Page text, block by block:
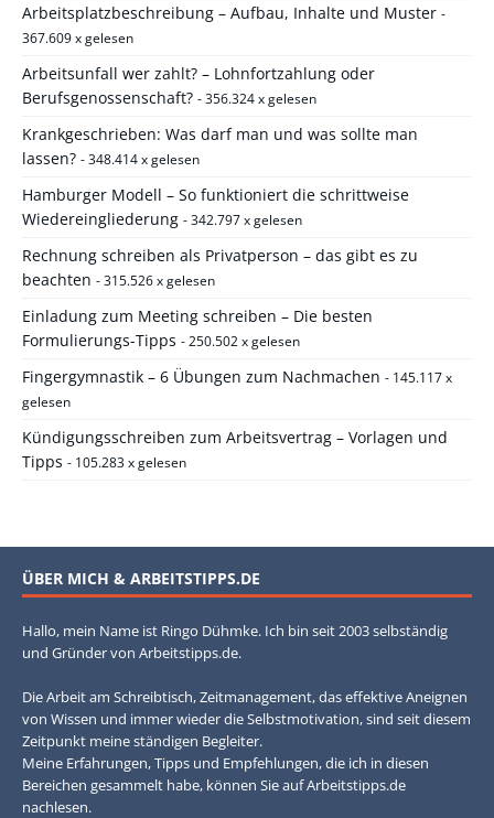
Arbeitsplatzbeschreibung – Aufbau, Inhalte und Muster -
367.609 x gelesen
Arbeitsunfall wer zahlt? – Lohnfortzahlung oder
Berufsgenossenschaft? - 356.324 x gelesen
Krankgeschrieben: Was darf man und was sollte man
lassen? - 348.414 x gelesen
Hamburger Modell – So funktioniert die schrittweise
Wiedereingliederung - 342.797 x gelesen
Rechnung schreiben als Privatperson – das gibt es zu
beachten - 315.526 x gelesen
Einladung zum Meeting schreiben – Die besten
Formulierungs-Tipps - 250.502 x gelesen
Fingergymnastik – 6 Übungen zum Nachmachen - 145.117 x
gelesen
Kündigungsschreiben zum Arbeitsvertrag – Vorlagen und
Tipps - 105.283 x gelesen
ÜBER MICH & ARBEITSTIPPS.DE
Hallo, mein Name ist Ringo Dühmke. Ich bin seit 2003 selbständig
und Gründer von Arbeitstipps.de.
Die Arbeit am Schreibtisch, Zeitmanagement, das effektive Aneignen
von Wissen und immer wieder die Selbstmotivation, sind seit diesem
Zeitpunkt meine ständigen Begleiter.
Meine Erfahrungen, Tipps und Empfehlungen, die ich in diesen
Bereichen gesammelt habe, können Sie auf Arbeitstipps.de
nachlesen.